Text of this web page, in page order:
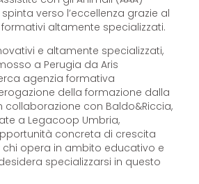
verso l’eccellenza grazie al
altamente specializzati.
e altamente specializzati,
a Perugia da Aris
agenzia formativa
della formazione dalla
collaborazione con Baldo&Riccia,
a Legacoop Umbria,
concreta di crescita
chi opera in ambito educativo e
specializzarsi in questo